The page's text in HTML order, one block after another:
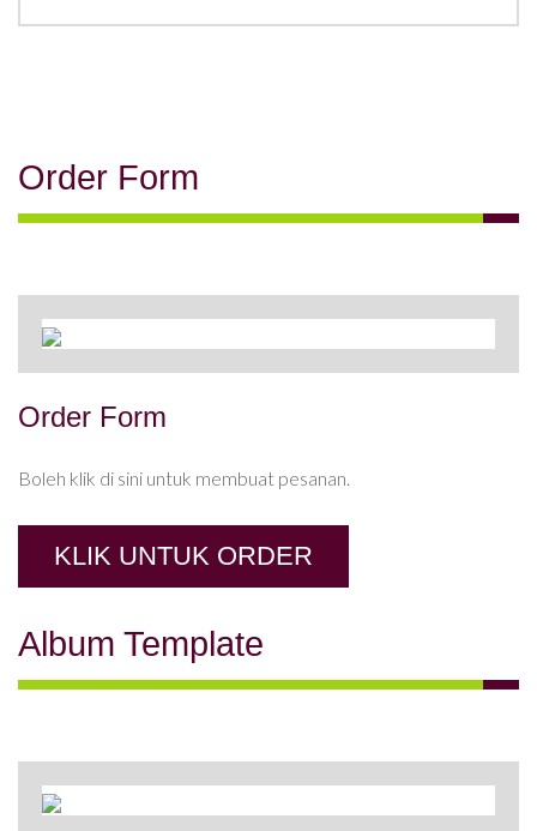
Order Form
Order Form
Boleh klik di sini untuk membuat pesanan.
KLIK UNTUK ORDER
Album Template